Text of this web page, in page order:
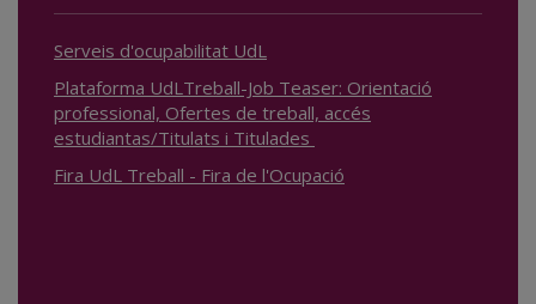
Serveis d'ocupabilitat UdL
Plataforma UdLTreball-Job Teaser: Orientació
professional, Ofertes de treball, accés
estudiantas/Titulats i Titulades
Fira UdL Treball - Fira de l'Ocupació